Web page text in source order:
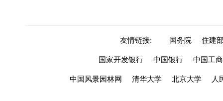
友情链接: 国务院 住建
国家开发银行 中国银行 中国工
中国风景园林网 清华大学 北京大学 人